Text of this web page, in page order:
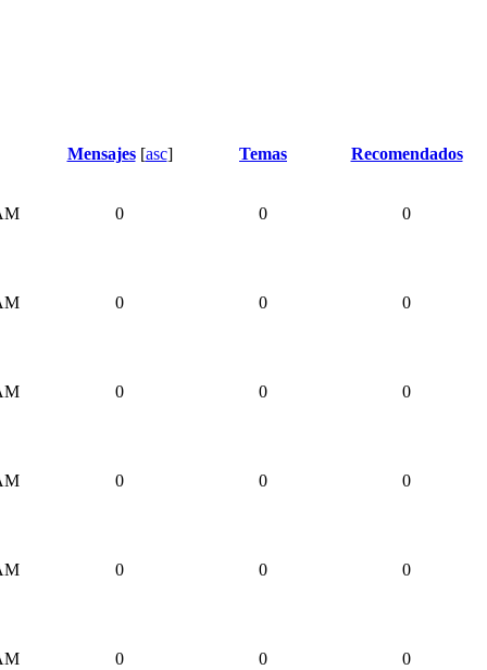
Mensajes [asc] Temas
Recomendados
0 0 0
0 0 0
0 0 0
0 0 0
0 0 0
0 0 0